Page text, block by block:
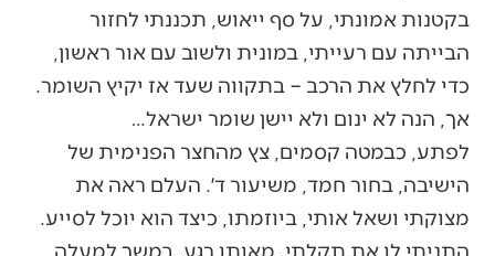
בקטנות אמונתי, על סף ייאוש, תכננתי לחזור
הבייתה עם רעייתי, במונית ולשוב עם אור ראשון,
כדי לחלץ את הרכב – בתקווה שעד אז יקיץ השומר.
אך, הנה לא ינום ולא יישן שומר ישראל…
לפתע, כבמטה קסמים, צץ מהחצר הפנימית של
הישיבה, בחור חמד, משיעור ד׳. העלם ראה את
מצוקתי ושאל אותי, ביוזמתו, כיצד הוא יוכל לסייע.
התניתי לו את תקלתי. מאותו רגע, במשך למעלה